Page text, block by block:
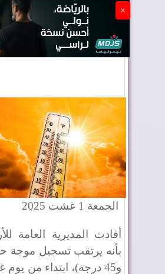
×
الجمعة 1 غشت 2025
أفادت المديرية العامة